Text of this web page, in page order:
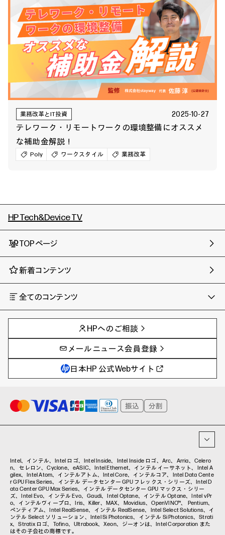
業務改革とIT投資 2025-10-27
テレワーク・リモートワークの環境整備にオススメ
な補助金解説！
Poly ワークスタイル 業務改革
HP Tech&Device TV
TOPページ
新着コンテンツ
全てのコンテンツ
AIの進化と活用事例
製品トレンド & レビュー
サイバーセキュリティ
教育とテクノロジー
ハイブリッドワーク
プリンター
事例
イベントレポート
AI PC
AIワークステーション
Poly
WXP（DEXツール）
タグ一覧
HPへのご相談
メールニュース会員登録
日本HP 公式Webサイト
Intel、インテル、Intel ロゴ、Intel Inside、Intel Inside ロゴ、Arc、Arria、Celero
n、セレロン、Cyclone、eASIC、Intel Ethernet、インテル イーサネット、Intel A
gilex、Intel Atom、インテルアトム、Intel Core、インテルコア、Intel Data Cente
r GPU Flex Series、インテル データセンター GPU フレックス・シリーズ、Intel D
ata Center GPU Max Series、インテル データセンター GPU マックス・シリー
ズ、Intel Evo、インテル Evo、Gaudi、Intel Optane、インテル Optane、Intel vPr
o、インテルヴィープロ、Iris、Killer、MAX、Movidius、OpenVINO™、 Pentium、
ペンティアム、Intel RealSense、インテル RealSense、Intel Select Solutions、イ
ンテル Select ソリューション、Intel Si Photonics、インテル Si Photonics、Strati
x、Stratix ロゴ、Tofino、Ultrabook、Xeon、ジーオンは、Intel Corporation また
はその子会社の商標です。